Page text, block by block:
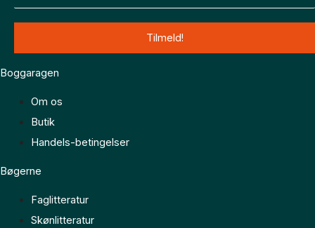
Boggaragen
Om os
Butik
Handels-betingelser
Bøgerne
Faglitteratur
Skønlitteratur